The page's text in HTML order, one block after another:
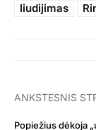
liudijimas
ANKSTESNIS
Popiežius dėkoja